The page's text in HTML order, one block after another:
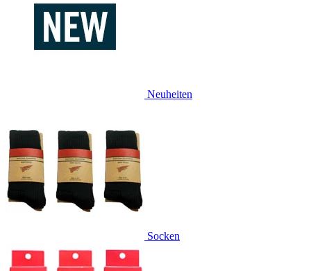
Neuheiten
Socken